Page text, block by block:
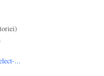
...